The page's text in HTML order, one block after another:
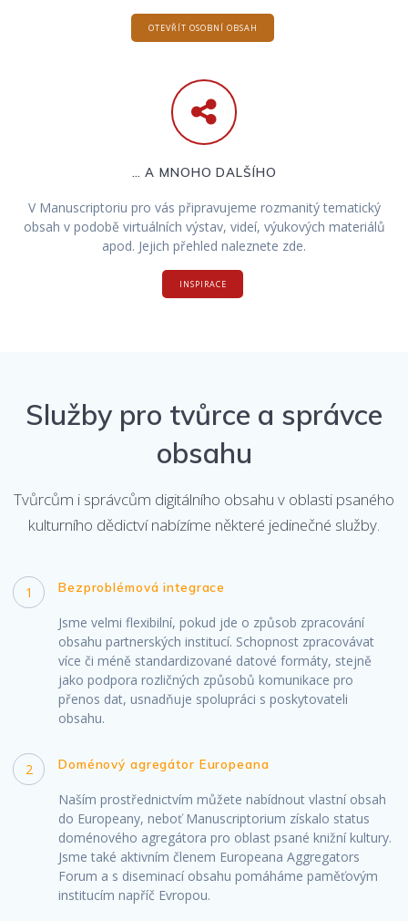
OTEVŘÍT OSOBNÍ OBSAH
… A MNOHO DALŠÍHO
V Manuscriptoriu pro vás připravujeme rozmanitý tematický
obsah v podobě virtuálních výstav, videí, výukových materiálů
apod. Jejich přehled naleznete zde.
INSPIRACE
Služby pro tvůrce a správce
obsahu
Tvůrcům i správcům digitálního obsahu v oblasti psaného
kulturního dědictví nabízíme některé jedinečné služby.
1 Bezproblémová integrace
Jsme velmi flexibilní, pokud jde o způsob zpracování
obsahu partnerských institucí. Schopnost zpracovávat
více či méně standardizované datové formáty, stejně
jako podpora rozličných způsobů komunikace pro
přenos dat, usnadňuje spolupráci s poskytovateli
obsahu.
2 Doménový agregátor Europeana
Naším prostřednictvím můžete nabídnout vlastní obsah
do Europeany, neboť Manuscriptorium získalo status
doménového agregátora pro oblast psané knižní kultury.
Jsme také aktivním členem Europeana Aggregators
Forum a s diseminací obsahu pomáháme paměťovým
institucím napříč Evropou.